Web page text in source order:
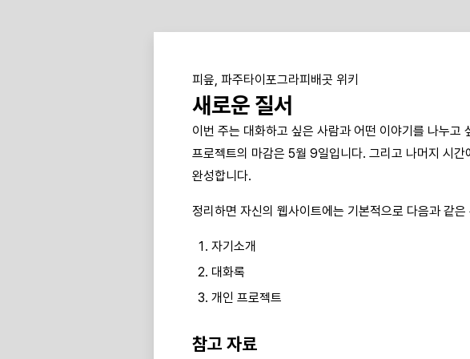
피읖, 파주타이포그라피배곳 위키
새로운 질서
이번 주는 대화하고 싶은 사람과 어떤 이야기를 나누
프로젝트의 마감은 5월 9일입니다. 그리고 나머지 시
완성합니다.
정리하면 자신의 웹사이트에는 기본적으로 다음과 같
자기소개
대화록
개인 프로젝트
참고 자료